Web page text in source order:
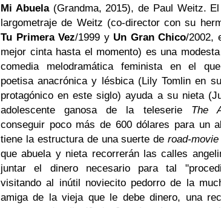
Mi Abuela(Grandma, 2015), de Paul Weitz.
largometraje de Weitz (co-director con su
Tu Primera Vez/1999 y Un Gran Chico/2002,
mejor cinta hasta el momento) es una
comedia melodramática feminista en el
poetisa anacrónica y lésbica (Lily Tomlin en
protagónico en este siglo) ayuda a su nieta
adolescente ganosa de la teleserie The
conseguir poco más de 600 dólares para un
tiene la estructura de una suerte deroad-movie
que abuela y nieta recorrerán las calles
juntar el dinero necesario para tal
visitando al inútil noviecito pedorro de la
amiga de la vieja que le debe dinero, una